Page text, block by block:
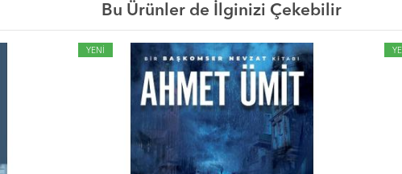
Bu Ürünler de İlginizi Çekebilir
YENİ